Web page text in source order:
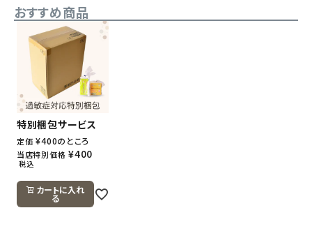
おすすめ商品
特別梱包サービス
定価 ¥400のところ
当店特別価格 ¥400
税込
カートに入れ
る